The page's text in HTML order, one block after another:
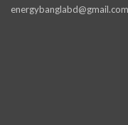
energybanglabd@gmail.com